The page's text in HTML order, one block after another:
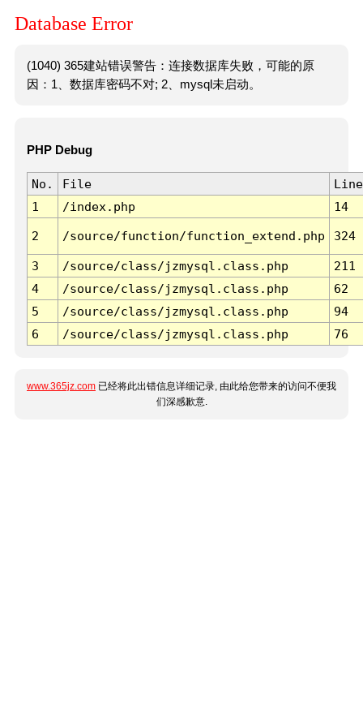
Database Error
(1040) 365建站错误警告：连接数据库失败，可能的原
因：1、数据库密码不对; 2、mysql未启动。
PHP Debug
No. File
Line
1
/index.php 14
2 /source/function/function_extend.php 324
3 /source/class/jzmysql.class.php
211
4
/source/class/jzmysql.class.php
62
5
/source/class/jzmysql.class.php
94
6
/source/class/jzmysql.class.php 76
www.365jz.com 已经将此出错信息详细记录, 由此给您带来的访问不便我
们深感歉意.